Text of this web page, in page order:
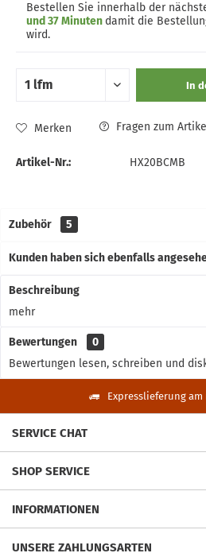
Bestellen Sie innerhalb der
und 37 Minuten damit die
wird.
In
Merken Fragen zum
Artikel-Nr.: HX20BCMB
Zubehör 5
Kunden haben sich ebenfalls
Beschreibung
mehr
Bewertungen
0
Bewertungen lesen, schreiben und
Expresslieferung am
SERVICE CHAT
SHOP SERVICE
INFORMATIONEN
UNSERE ZAHLUNGSARTEN